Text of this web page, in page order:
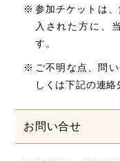
参加チケットは
入された方に、
す。
ご不明な点、問
しくは下記の連絡
お問い合せ